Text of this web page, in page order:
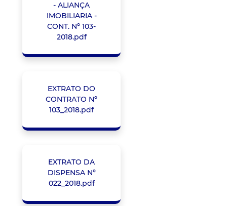
- ALIANÇA
IMOBILIARIA -
CONT. Nº 103-
2018.pdf
EXTRATO DO
CONTRATO Nº
103_2018.pdf
EXTRATO DA
DISPENSA Nº
022_2018.pdf